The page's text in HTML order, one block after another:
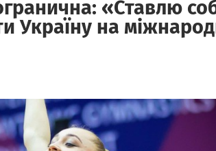
«Ставлю
Україну на